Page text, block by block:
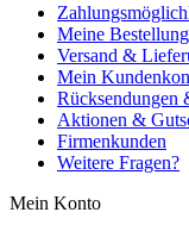
Meine Bestellung
Versand &
Mein
Rücksendungen
Aktionen &
Firmenkunden
Weitere Fragen?
Mein Konto